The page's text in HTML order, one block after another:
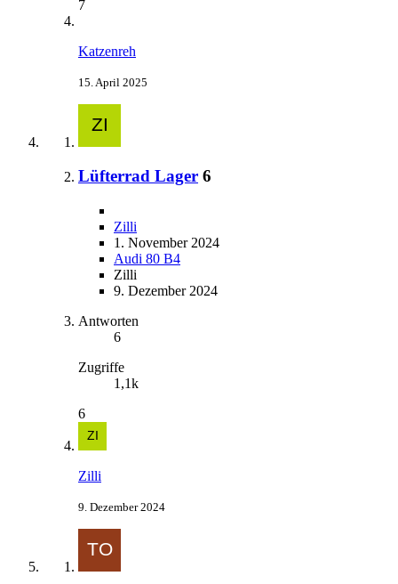
7
Katzenreh
15. April 2025
Lüfterrad Lager 6
Zilli
1. November 2024
Audi 80 B4
Zilli
9. Dezember 2024
Antworten
6
Zugriffe
1,1k
6
Zilli
9. Dezember 2024